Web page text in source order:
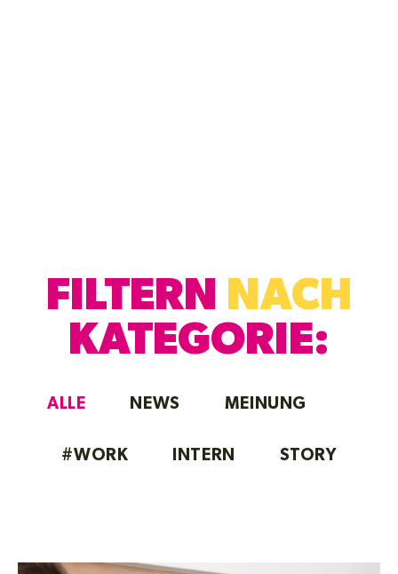
FILTERN
NACH
KATEGORIE:
ALLE NEWS MEINUNG
#WORK INTERN STORY